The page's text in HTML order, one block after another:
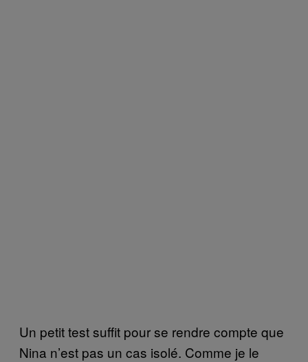
Un petit test suffit pour se rendre compte que
Nina n’est pas un cas isolé. Comme je le